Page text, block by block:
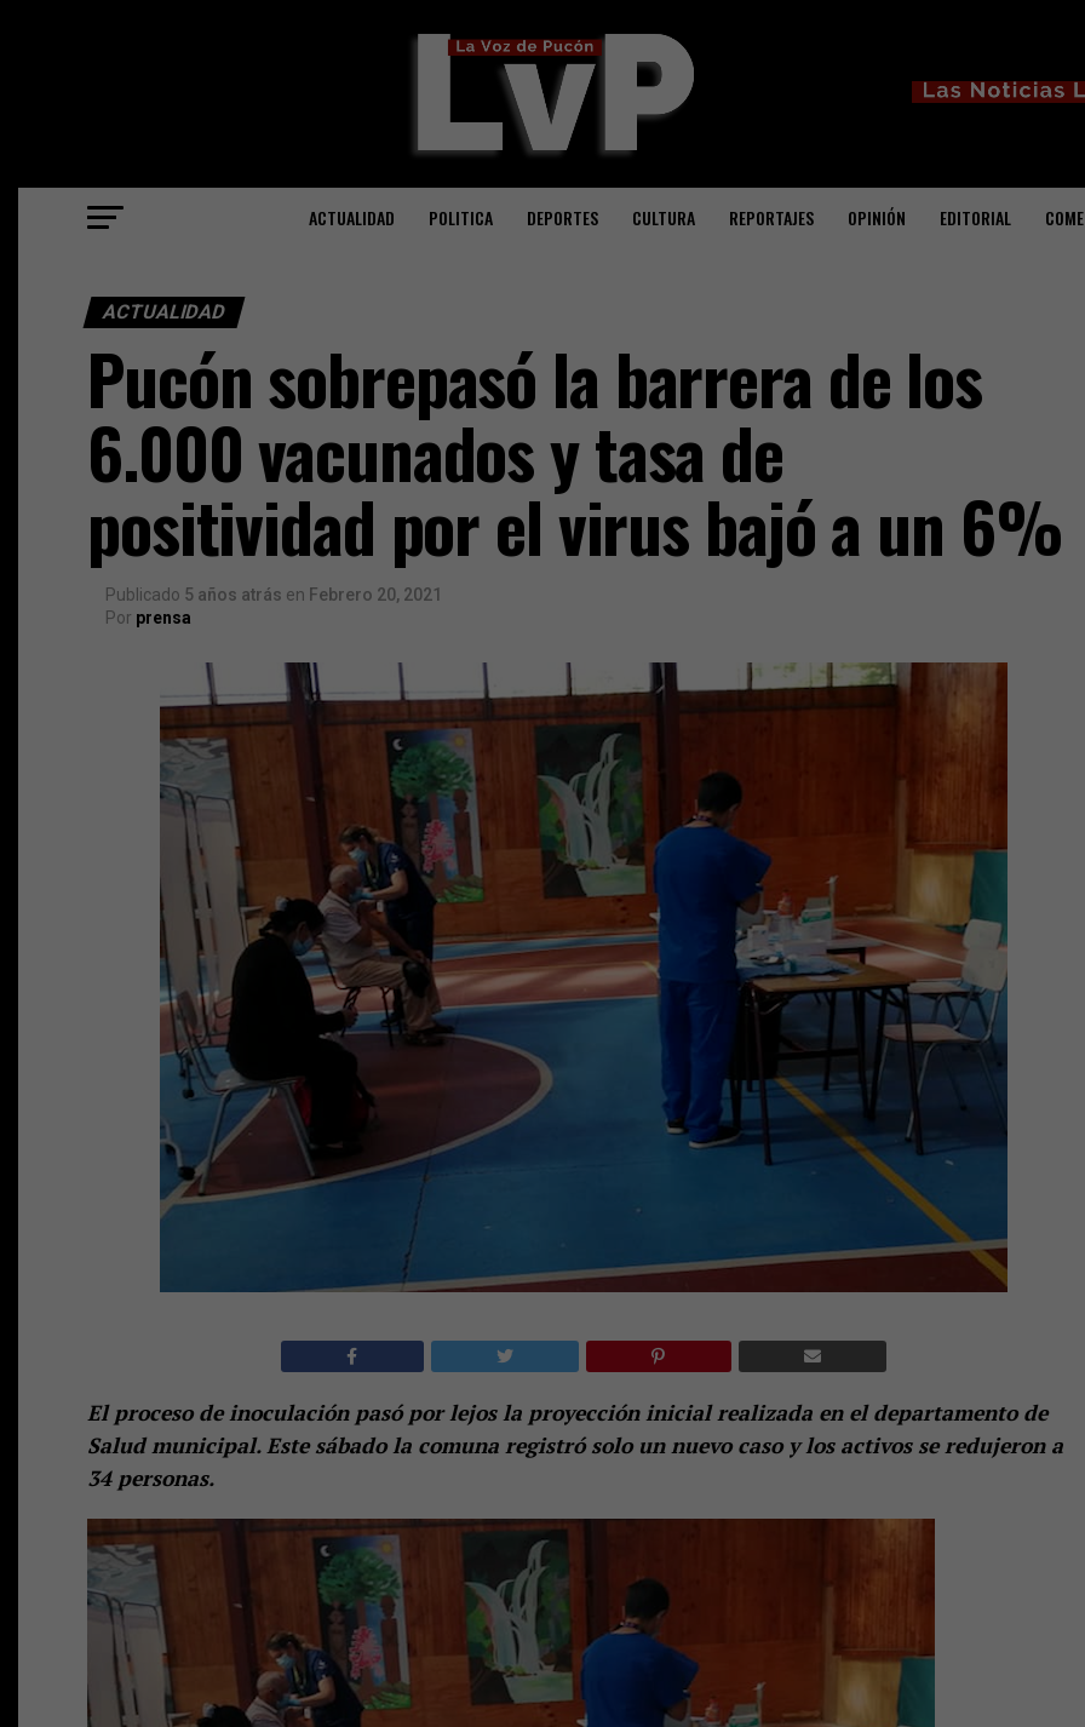
ACTUALIDAD POLITICA DEPORTES CULTURA REPORTAJES OPINIÓN EDITORIAL
ACTUALIDAD
Pucón sobrepasó la barrera de los
6.000 vacunados y tasa de
positividad por el virus bajó a un 6%
Publicado 5 años atrás en Febrero 20, 2021
Por prensa
El proceso de inoculación pasó por lejos la proyección inicial realizada en el departamento de
Salud municipal.Este sábado la comuna registró solo un nuevo caso y los activos se redujeron a
34 personas.